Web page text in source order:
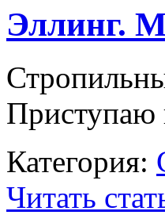
Эллинг.
Приступаю
Категория:
Читать